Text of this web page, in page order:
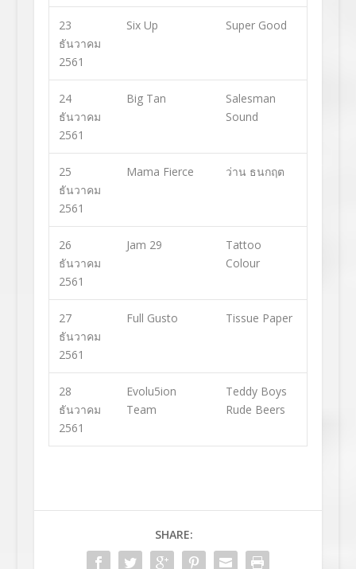
23
ธันวาคม
2561
Six Up Super Good
24
ธันวาคม
2561
Big Tan
Salesman
Sound
25
ธันวาคม
2561
Mama Fierce ว่าน ธนกฤต
26
ธันวาคม
2561
Jam 29
Tattoo
Colour
27
ธันวาคม
2561
Full Gusto Tissue Paper
28
ธันวาคม
2561
Evolu5ion
Team
Teddy Boys
Rude Beers
SHARE: